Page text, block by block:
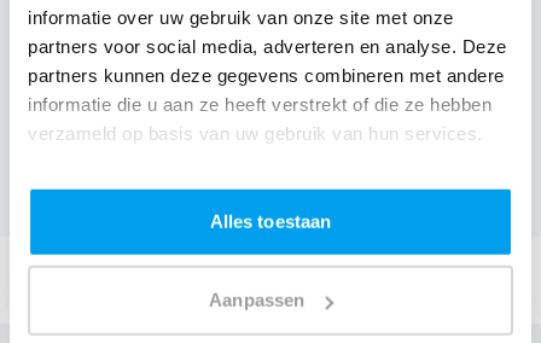
informatie over uw gebruik van onze site met onze
partners voor social media, adverteren en analyse. Deze
partners kunnen deze gegevens combineren met andere
informatie die u aan ze heeft verstrekt of die ze hebben
verzameld op basis van uw gebruik van hun services.
Alles toestaan
Aanpassen
EenDJ boeken uit Limburg was nog nooit zo makkelijk.
Daarom kun je bij ons online de prijs berekenen voor
jouw feest. Ook kun je nu boeken of een vrijblijvende
offerte aanvragen.Boek de beste DJ uit Dilsen-Stokkem
Stuur een email:
info@thedjcompany.be